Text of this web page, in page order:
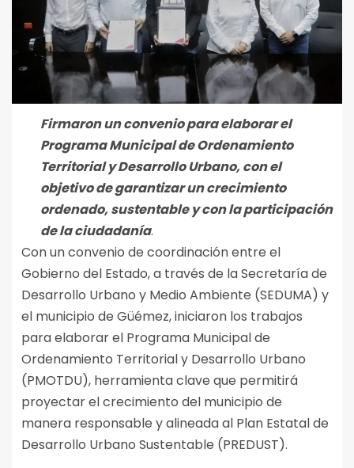
Firmaron un convenio para elaborar el
Programa Municipal de Ordenamiento
Territorial y Desarrollo Urbano, con el
objetivo de garantizar un crecimiento
ordenado, sustentable y con la participación
de la ciudadanía.
Con un convenio de coordinación entre el
Gobierno del Estado, a través de la Secretaría de
Desarrollo Urbano y Medio Ambiente (SEDUMA) y
el municipio de Güémez, iniciaron los trabajos
para elaborar el Programa Municipal de
Ordenamiento Territorial y Desarrollo Urbano
(PMOTDU), herramienta clave que permitirá
proyectar el crecimiento del municipio de
manera responsable y alineada al Plan Estatal de
Desarrollo Urbano Sustentable (PREDUST).